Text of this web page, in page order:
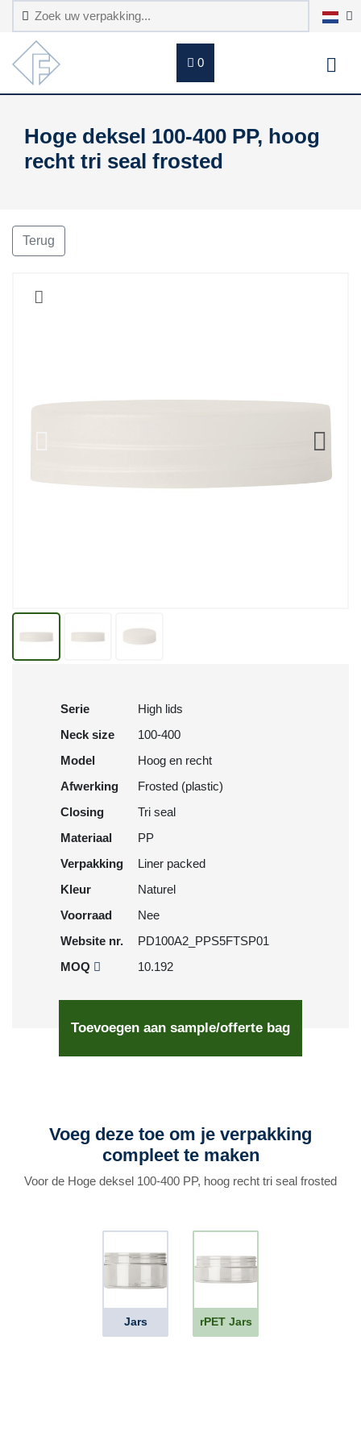
0
Hoge deksel 100-400 PP, hoog
recht tri seal frosted
Terug
Serie
High lids
Neck size
100-400
Model
Hoog en recht
Afwerking
Frosted (plastic)
Closing
Tri seal
Materiaal
PP
Verpakking
Liner packed
Kleur
Naturel
Voorraad
Nee
Website nr.
PD100A2_PPS5FTSP01
MOQ
10.192
Toevoegen aan sample/offerte bag
Voeg deze toe om je verpakking
compleet te maken
Voor de Hoge deksel 100-400 PP, hoog recht tri seal frosted
Jars rPET Jars